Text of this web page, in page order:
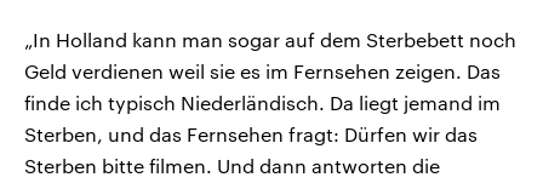
„In Holland kann man sogar auf dem Sterbebett noch
Geld verdienen weil sie es im Fernsehen zeigen. Das
finde ich typisch Niederländisch. Da liegt jemand im
Sterben, und das Fernsehen fragt: Dürfen wir das
Sterben bitte filmen. Und dann antworten die